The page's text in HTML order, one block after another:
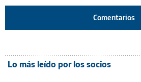
Comentarios
Lo más leído por los socios